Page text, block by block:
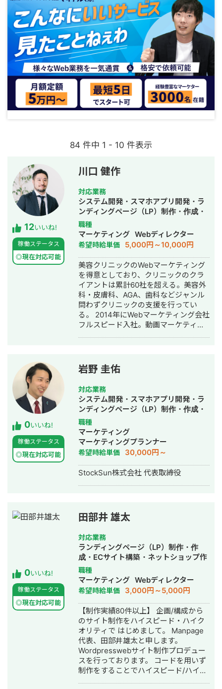
84 件中 1 - 10 件表示
12いいね!
稼働ステータス
◎現在対応可能
川口 健作
対応業務
システム開発・スマホアプリ開発・ラ
ンディングページ（LP）制作・作成・
Youtubeチャンネル運営代行・立ち上
げ・ECサイト構築・ネットショップ作
成代行・SEO対策・新規事業立上・
SNS運用代行・記事作成代行・ライテ
ィング・ホームページ制作・作成・バ
ナー制作・デザイン・ロゴデザイン・
作成・リスティング広告運用代行・オ
ウンドメディア制作・構築・運用代
行・動画制作・動画編集・営業代行
職種
マーケティング Webディレクター
希望時給単価 5,000円～10,000円
美容クリニックのWebマーケティング
を得意としており、クリニックのクラ
イアントは累計60社を超える。美容外
科・皮膚科、AGA、歯科などジャンル
問わずクリニックの支援を行ってい
る。 2014年にWebマーケティング会社
フルスピード入社。動画マーケティン
独立。 独立後はフリーランスとなり、
フロントエンドエンジニア兼総合Web
マーケターとして活動。現在はWebコ
ンサルティング会社を創設し、法人と
してStockSunに参画。
0いいね!
稼働ステータス
◎現在対応可能
岩野 圭佑
対応業務
システム開発・スマホアプリ開発・ラ
ンディングページ（LP）制作・作成・
Youtubeチャンネル運営代行・立ち上
げ・ECサイト構築・ネットショップ作
成代行・SEO対策・新規事業立上・
SNS運用代行・ホームページ制作・作
成・リスティング広告運用代行・動画
制作・動画編集
職種
マーケティング
マーケティングプランナー
希望時給単価 30,000円～
StockSun株式会社 代表取締役
0いいね!
稼働ステータス
◎現在対応可能
田部井 雄太
対応業務
ランディングページ（LP）制作・作
成・ECサイト構築・ネットショップ作
成代行・SNS運用代行・ホームページ
制作・作成・動画制作・動画編集・営
業代行
職種
マーケティング Webディレクター
希望時給単価 3,000円～5,000円
【制作実績80件以上】 企画/構成から
のサイト制作をハイスピード・ハイク
オリティで はじめまして。 Manpage
代表、田部井雄太と申します。
Wordpresswebサイト制作プロデュー
スを行っております。 コードを用いず
制作をすることでハイスピード/ハイク